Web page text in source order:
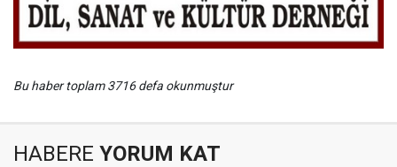
Bu haber toplam 3716 defa okunmuştur
HABERE YORUM KAT